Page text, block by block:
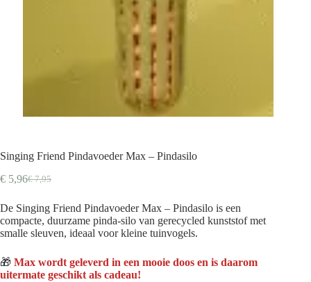
Singing Friend Pindavoeder Max – Pindasilo
€7,95
Oorspronkelijke
was:
€ 7,95.
€ 5,96Huidige
is:
€ 5,96.
De Singing Friend Pindavoeder Max – Pindasilo is een
compacte, duurzame pinda-silo van gerecycled kunststof met
smalle sleuven, ideaal voor kleine tuinvogels.
🎁 Max wordt geleverd in een mooie doos en is daarom
uitermate geschikt als cadeau!